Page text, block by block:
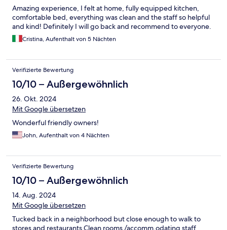
Amazing experience, I felt at home, fully equipped kitchen,
comfortable bed, everything was clean and the staff so helpful
and kind! Definitely I will go back and recommend to everyone.
Cristina, Aufenthalt von 5 Nächten
Verifizierte Bewertung
10/10 – Außergewöhnlich
26. Okt. 2024
Mit Google übersetzen
Wonderful friendly owners!
John, Aufenthalt von 4 Nächten
Verifizierte Bewertung
10/10 – Außergewöhnlich
14. Aug. 2024
Mit Google übersetzen
Tucked back in a neighborhood but close enough to walk to
stores and restaurants.Clean rooms /accomm.odating staff